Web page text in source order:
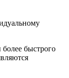
быстрого